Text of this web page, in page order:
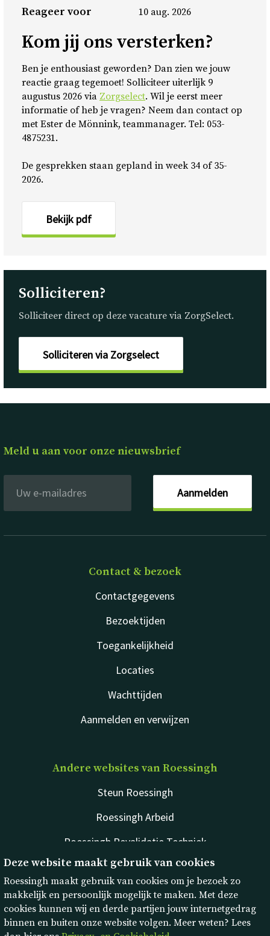
Deze website maakt gebruik van cookies
Roessingh maakt gebruik van cookies om je bezoek zo
makkelijk en persoonlijk mogelijk te maken. Met deze
cookies kunnen wij en derde partijen jouw internetgedrag
binnen en buiten onze website volgen. Meer weten? Lees
Reageer voor 10 aug. 2026
Kom jij ons versterken?
Ben je enthousiast geworden? Dan zien we jouw
reactie graag tegemoet! Solliciteer uiterlijk 9
augustus 2026 via Zorgselect. Wil je eerst meer
informatie of heb je vragen? Neem dan contact op
met Ester de Mönnink, teammanager. Tel: 053-
4875231.
De gesprekken staan gepland in week 34 of 35-
2026.
Bekijk pdf
Solliciteren?
Solliciteer direct op deze vacature via ZorgSelect.
Solliciteren via Zorgselect
Meld u aan voor onze nieuwsbrief
Aanmelden
Contact & bezoek
Contactgegevens
Locaties
Bezoektijden
Wachttijden
Toegankelijkheid
Aanmelden en verwijzen
Andere websites van Roessingh
Steun Roessingh
Roessingh Revalidatie Techniek
Roessingh Arbeid
rdgKompagne